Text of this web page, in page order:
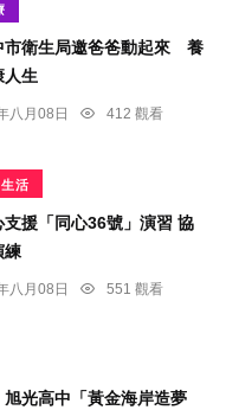
市衛生局邀爸爸動起來 養
人生
八月08日
412 觀看
生活
援「同心36號」演習 協
練
八月08日
551 觀看
光高中「黃金海岸造夢